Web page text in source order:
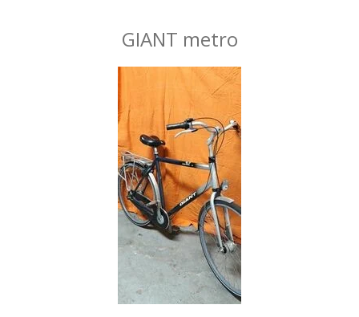
GIANT metro